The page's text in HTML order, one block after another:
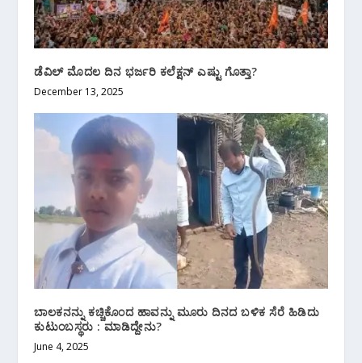
ಡೆವಿಲ್ ಮೊದಲ ದಿನ ಭರ್ಜರಿ ಕಲೆಕ್ಷನ್ ಎಷ್ಟು ಗೊತ್ತಾ?
December 13, 2025
ಬಾಲಕನನ್ನು ಕಚ್ಚಿಕೊಂದ ಹಾವನ್ನು ಮೂರು ದಿನದ ಬಳಿಕ ಸೆರೆ ಹಿಡಿದು
ಕುಟುಂಬಸ್ಥರು : ಮಾಡಿದ್ದೇನು?
June 4, 2025